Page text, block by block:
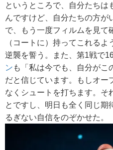
というところで、自分たちは
んですけど、自分たちの方が
で、もう一度フィルムを見て
（コートに）持ってこれる
逆襲を誓う。また、第1戦で
ン も「私は今でも、自分がこ
だと信じています。もしオー
なくシュートを打ちます。そ
とですし、明日も全く同じ期
るぎない自信をのぞかせた。